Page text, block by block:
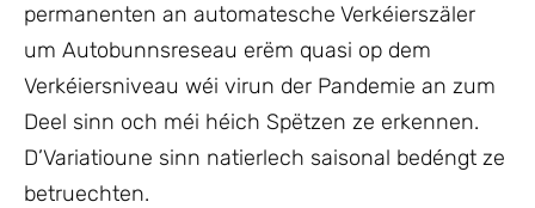
permanenten an automatesche Verkéierszäler
um Autobunnsreseau erëm quasi op dem
Verkéiersniveau wéi virun der Pandemie an zum
Deel sinn och méi héich Spëtzen ze erkennen.
D’Variatioune sinn natierlech saisonal bedéngt ze
betruechten.